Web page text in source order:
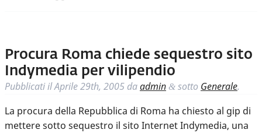
Procura Roma chiede sequestro sito
Indymedia per vilipendio
Pubblicati ilAprile 29th, 2005 daadmin & sotto Generale.
La procura della Repubblica di Roma ha chiesto al gip di
mettere sotto sequestro il sito Internet Indymedia, una